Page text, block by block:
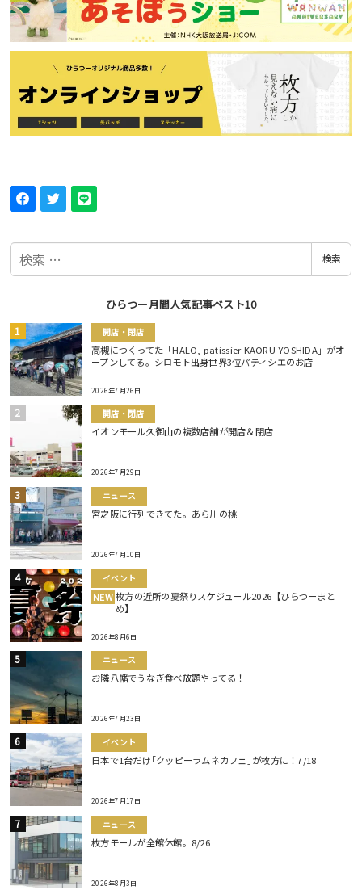
検
検索
ひらつー月間人気記事ベスト10
開店・閉店
高槻につくってた「HALO, patissier KAORU YOSHIDA」がオ
ープンしてる。シロモト出身世界3位パティシエのお店
2026年7月26日
開店・閉店
イオンモール久御山の複数店舗が開店＆閉店
2026年7月29日
ニュース
宮之阪に行列できてた。あら川の桃
2026年7月10日
イベント
NEW 枚方の近所の夏祭りスケジュール2026【ひらつーまと
め】
2026年8月6日
ニュース
お隣八幡でうなぎ食べ放題やってる！
2026年7月23日
イベント
日本で1台だけ｢クッピーラムネカフェ｣が枚方に！7/18
2026年7月17日
ニュース
枚方モールが全館休館。8/26
2026年8月3日